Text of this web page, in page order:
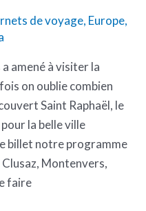
de voyage, Europe,
amené à visiter la
on oublie combien
Saint Raphaël, le
la belle ville
billet notre programme
Montenvers,
faire